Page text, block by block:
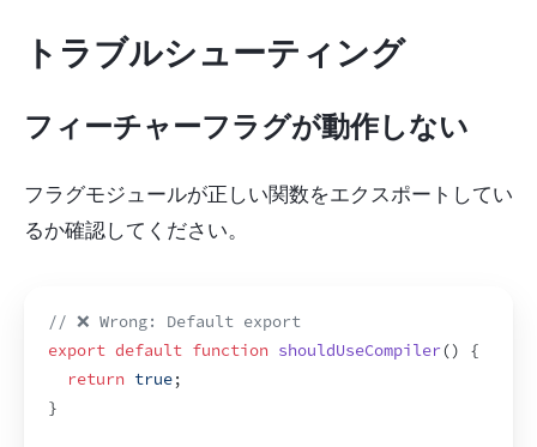
トラブルシューティング
フィーチャーフラグが動作しない
フラグモジュールが正しい関数をエクスポートしてい
るか確認してください。
// ❌ Wrong: Default export
export default function shouldUseCompiler()
{
return true;
}